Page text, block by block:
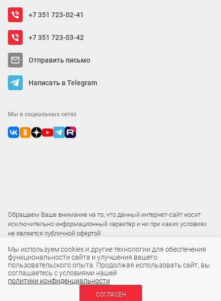
+7 351 723-02-41
+7 351 723-03-42
Отправить письмо
Написать в Telegram
Мы в социальных сетях
Обращаем Ваше внимание на то, что данный интернет-сайт носит
исключительно информационный характер и ни при каких условиях
не является публичной офертой
2015 – 2026 © ООО «Локос»
В КОРЗИНУ
Мы используем cookies и другие технологии для обеспечения
функциональности сайта и улучшения вашего
пользовательского опыта. Продолжая использовать сайт, вы
соглашаетесь с условиями нашей
политики конфиденциальности
СОГЛАСЕН